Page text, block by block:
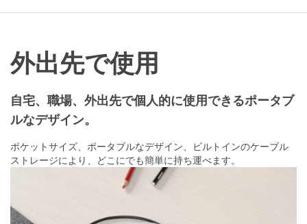
外出先で使用
自宅、職場、外出先で個人的に使用できるポータブ
ルなデザイン。
ポケットサイズ、ポータブルなデザイン、ビルトインのケーブル
ストレージにより、どこにでも簡単に持ち運べます。